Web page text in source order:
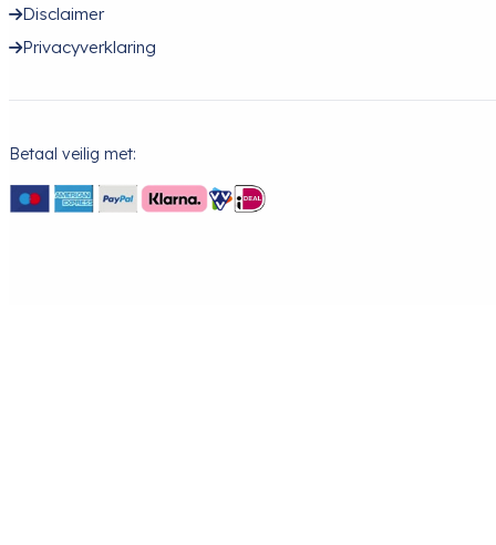
Disclaimer
Privacyverklaring
Betaal veilig met: